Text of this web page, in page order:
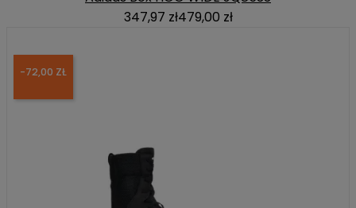
347,97 zł479,00 zł
-72,00 ZŁ